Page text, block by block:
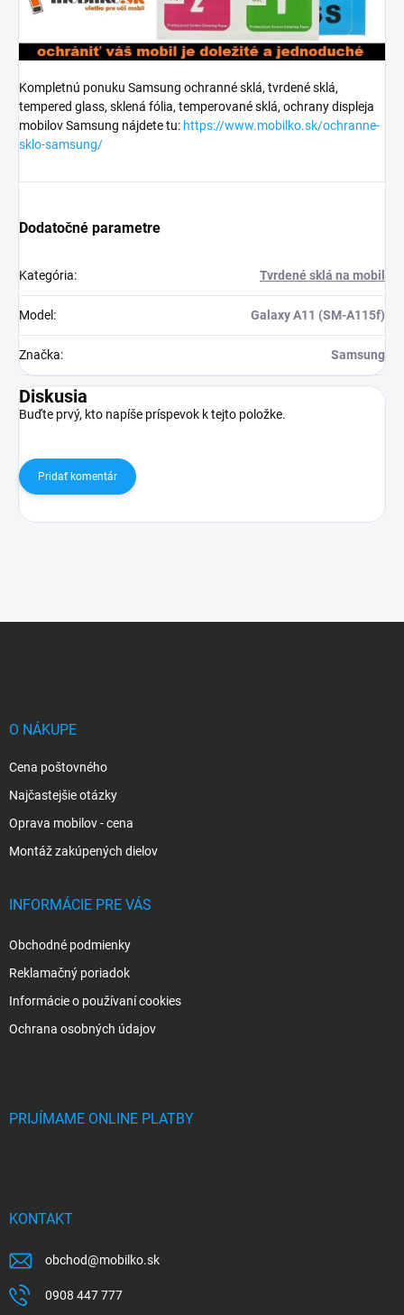
Kompletnú ponuku Samsung ochranné sklá, tvrdené sklá,
tempered glass, sklená fólia, temperované sklá, ochrany displeja
mobilov Samsung nájdete tu: https://www.mobilko.sk/ochranne-
sklo-samsung/
Dodatočné parametre
Kategória: Tvrdené sklá na mobil
Model : Galaxy A11 (SM-A115f)
Značka: Samsung
Diskusia
Buďte prvý, kto napíše príspevok k tejto položke.
Pridať komentár
O NÁKUPE
Cena poštovného
Najčastejšie otázky
Oprava mobilov - cena
Montáž zakúpených dielov
INFORMÁCIE PRE VÁS
Obchodné podmienky
Reklamačný poriadok
Informácie o používaní cookies
Ochrana osobných údajov
PRIJÍMAME ONLINE PLATBY
KONTAKT
obchod@mobilko.sk
0908 447 777